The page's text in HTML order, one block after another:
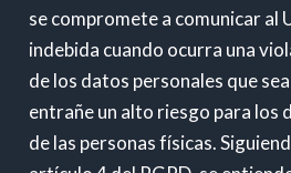
se compromete a comunicar al
indebida cuando ocurra una
de los datos personales que
entrañe un alto riesgo para los
de las personas físicas.